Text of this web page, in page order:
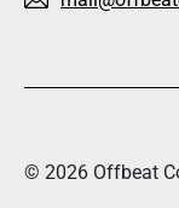
© 2026 Offbeat